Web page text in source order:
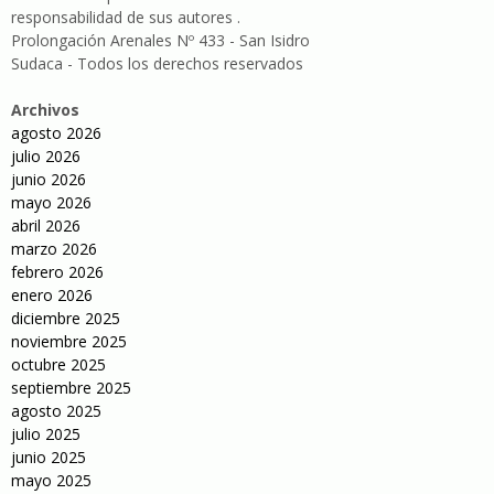
responsabilidad de sus autores .
Prolongación Arenales Nº 433 - San Isidro
Sudaca - Todos los derechos reservados
Archivos
agosto 2026
julio 2026
junio 2026
mayo 2026
abril 2026
marzo 2026
febrero 2026
enero 2026
diciembre 2025
noviembre 2025
octubre 2025
septiembre 2025
agosto 2025
julio 2025
junio 2025
mayo 2025